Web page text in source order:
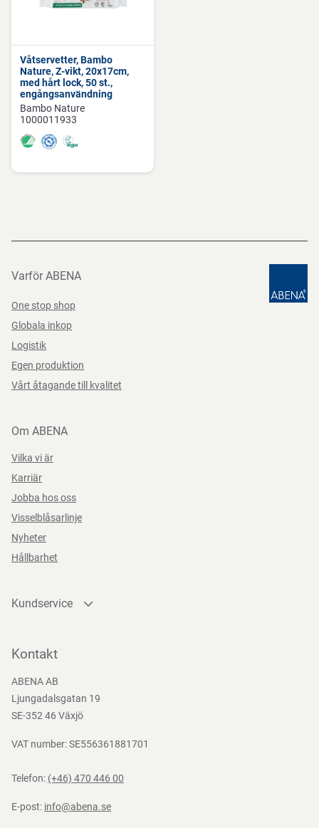
Våtservetter, Bambo
Nature, Z-vikt, 20x17cm,
med hårt lock, 50 st.,
engångsanvändning
Bambo Nature
1000011933
Varför ABENA
One stop shop
Globala inkop
Logistik
Egen produktion
Vårt åtagande till kvalitet
Om ABENA
Vilka vi är
Karriär
Jobba hos oss
Visselblåsarlinje
Nyheter
Hållbarhet
Kundservice
Bli kund
Nedladdningar
Kontakt
ABENA AB
Ljungadalsgatan 19
SE-352 46 Växjö
VAT number: SE556361881701
Telefon: (+46) 470 446 00
E-post: info@abena.se